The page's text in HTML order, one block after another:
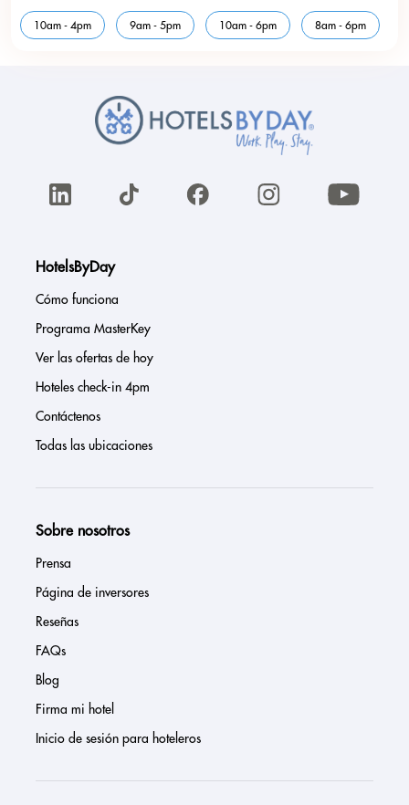
10am - 4pm 9am - 5pm 10am - 6pm 8am - 6pm
HotelsByDay
Cómo funciona
Programa MasterKey
Ver las ofertas de hoy
Hoteles check-in 4pm
Contáctenos
Todas las ubicaciones
Sobre nosotros
Prensa
Página de inversores
Reseñas
FAQs
Blog
Firma mi hotel
Inicio de sesión para hoteleros